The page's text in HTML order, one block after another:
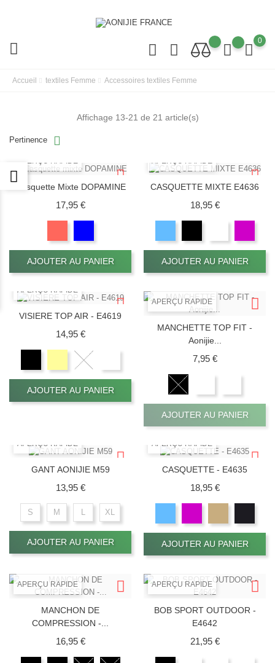
0
Accueil textiles Femme Accessoires textiles Femme
Pertinence
Affichage 13-21 de 21 article(s)
APERÇU RAPIDE
Casquette Mixte DOPAMINE
17,95 €Prix
AJOUTER AU PANIER
APERÇU RAPIDE
CASQUETTE MIXTE E4636
18,95 €Prix
AJOUTER AU PANIER
APERÇU RAPIDE
VISIERE TOP AIR - E4619
14,95 €Prix
AJOUTER AU PANIER
APERÇU RAPIDE
MANCHETTE TOP FIT -
Aonijie...
7,95 €Prix
AJOUTER AU PANIER
APERÇU RAPIDE
GANT AONIJIE M59
13,95 €Prix
S M XL
AJOUTER AU PANIER
APERÇU RAPIDE
CASQUETTE - E4635
18,95 €Prix
AJOUTER AU PANIER
APERÇU RAPIDE
MANCHON DE
COMPRESSION -...
16,95 €Prix
APERÇU RAPIDE
BOB SPORT OUTDOOR -
E4642
21,95 €Prix